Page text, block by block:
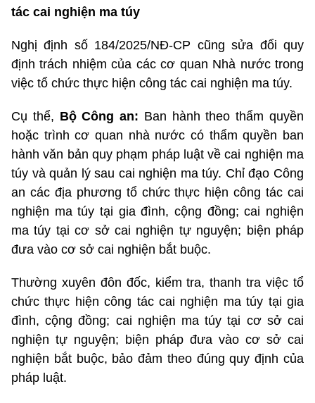
tác cai nghiện ma túy
Nghị định số 184/2025/NĐ-CP cũng sửa đổi quy
định trách nhiệm của các cơ quan Nhà nước trong
việc tổ chức thực hiện công tác cai nghiện ma túy.
Cụ thể, Bộ Công an: Ban hành theo thẩm quyền
hoặc trình cơ quan nhà nước có thẩm quyền ban
hành văn bản quy phạm pháp luật về cai nghiện ma
túy và quản lý sau cai nghiện ma túy. Chỉ đạo Công
an các địa phương tổ chức thực hiện công tác cai
nghiện ma túy tại gia đình, cộng đồng; cai nghiện
ma túy tại cơ sở cai nghiện tự nguyện; biện pháp
đưa vào cơ sở cai nghiện bắt buộc.
Thường xuyên đôn đốc, kiểm tra, thanh tra việc tổ
chức thực hiện công tác cai nghiện ma túy tại gia
đình, cộng đồng; cai nghiện ma túy tại cơ sở cai
nghiện tự nguyện; biện pháp đưa vào cơ sở cai
nghiện bắt buộc, bảo đảm theo đúng quy định của
pháp luật.